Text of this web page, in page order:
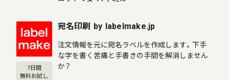
7日間
無料お試し
宛名印刷 by labelmake.jp
注文情報を元に宛名ラベルを作成します。下手
な字を書く苦痛と手書きの手間を解消しません
か？